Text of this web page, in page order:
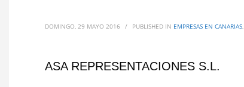
DOMINGO, 29 MAYO 2016 / PUBLISHED IN EMPRESAS EN CANARIAS,
ASA REPRESENTACIONES S.L.